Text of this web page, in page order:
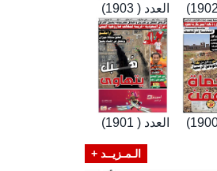
العدد ( 1903)
العدد ( 1901)
الـمـزيــد +